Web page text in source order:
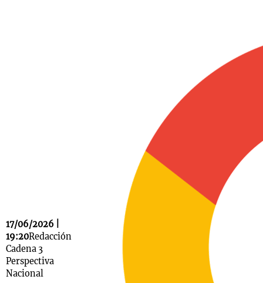
17/06/2026 |
19:20Redacción
Cadena 3
Perspectiva
Nacional
La Sole en
Cadena 3